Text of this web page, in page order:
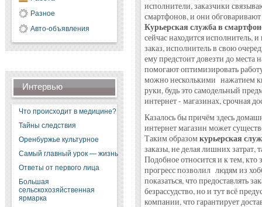
Разное
Авто-объявления
Интервью
Что происходит в медицине?
Тайны следствия
Оренбуржье культурное
Самый главный урок — жизнь
Ответы от первого лица
Большая
сельскохозяйственная
ярмарка
исполнители, заказчики
смартфонов, и они
Курьерская служба в
сейчас находится исполнитель,
заказ, исполнитель в свою
ему предстоит довезти до места
помогают оптимизировать
можно несколькими нажатием
руки, будь это самодельный
интернет - магазинах, срочная
Казалось бы причём здесь
интернет магазин может
Таким образомкурьерская
заказы, не делая лишних
Подобное относится и к тем, кто
прогресс позволил людям из
показаться, что предоставлять
безрассудство, но и тут всё
компании, что гарантирует